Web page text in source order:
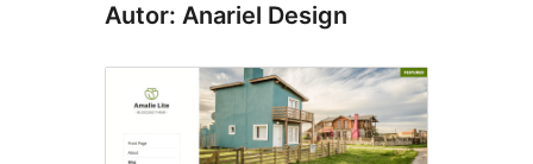
Autor: Anariel Design